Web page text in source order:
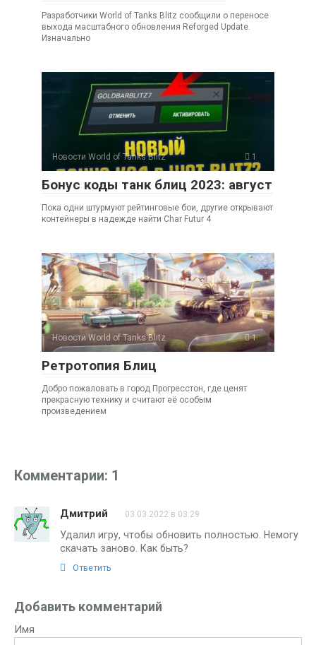
Разработчики World of Tanks Blitz сообщили о переносе
выхода масштабного обновления Reforged Update.
Изначально
Новости World of Tanks Blitz 1
Бонус коды танк блиц 2023: август
Пока одни штурмуют рейтинговые бои, другие открывают
контейнеры в надежде найти Char Futur 4
Новости World of Tanks Blitz 1
Ретротопия Блиц
Добро пожаловать в город Прогресстон, где ценят
прекрасную технику и считают её особым
произведением
Комментарии: 1
Дмитрий 03.03.2022 в 03:29
Удалил игру, чтобы обновить полностью. Немогу
скачать заново. Как быть?
Ответить
Добавить комментарий
Имя